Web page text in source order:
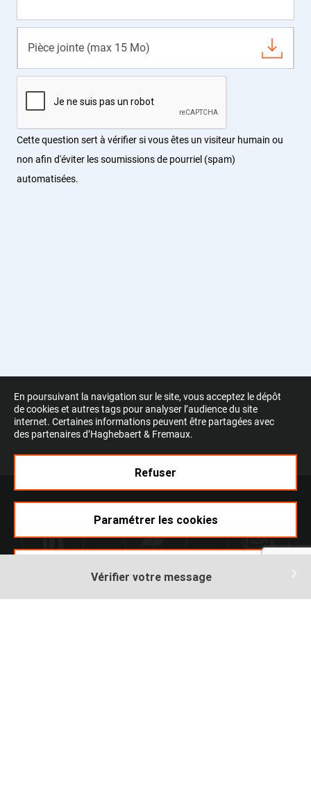
Pièce jointe (max 15 Mo)
Cette question sert à vérifier si vous êtes un visiteur humain ou
non afin d'éviter les soumissions de pourriel (spam)
automatisées.
Vérifier votre message
En poursuivant la navigation sur le site, vous acceptez le dépôt
de cookies et autres tags pour analyser l’audience du site
internet. Certaines informations peuvent être partagées avec
des partenaires d’Haghebaert & Fremaux.
Refuser
Paramétrer les cookies